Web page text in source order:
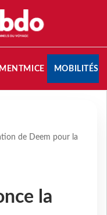
MICE MOBILITÉS
de Deem pour la
la